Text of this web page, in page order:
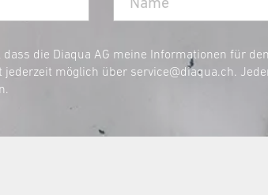
die Diaqua AG meine Informationen für
jederzeit möglich über service@diaqua.ch.